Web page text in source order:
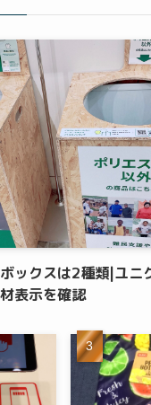
ボックスは2種類|ユニ
表示を確認